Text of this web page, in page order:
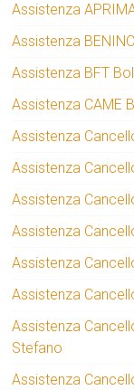
Assistenza
Assistenza
Assistenza BFT
Assistenza CAME
Assistenza
Assistenza
Assistenza
Assistenza
Assistenza
Assistenza
Assistenza
Stefano
Assistenza